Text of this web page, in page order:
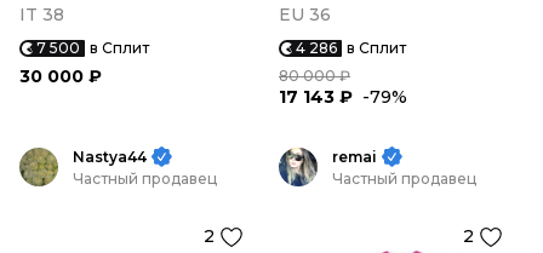
IT 38
7 500 в Сплит
30 000 ₽
EU 36
4 286 в Сплит
80 000 ₽
17 143 ₽ -79%
Nastya44
Частный продавец
2
remai
Частный продавец
2